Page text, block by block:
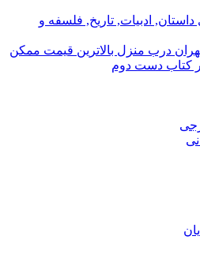
ادبیات, تاریخ, فلسفه و
درب منزل بالاترین قیمت ممکن
کتاب دست دوم